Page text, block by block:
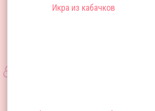
Икра из кабачков